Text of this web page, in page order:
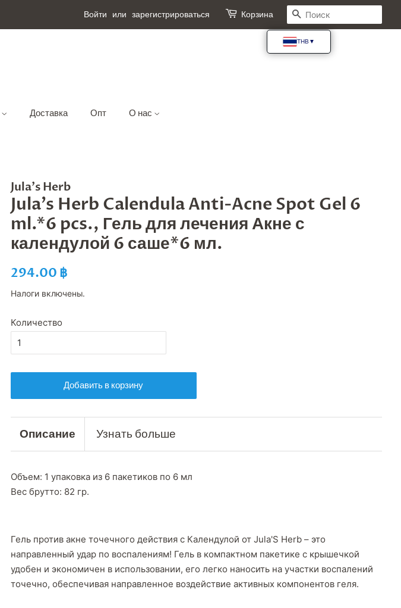
Войти или зарегистрироваться Корзина Поиск
Доставка Опт О нас
Jula's Herb
Jula's Herb Calendula Anti-Acne Spot Gel 6
ml.*6 pcs., Гель для лечения Акне с
календулой 6 саше*6 мл.
Обычная
294.00 ฿
скидкой
Налоги включены.
Количество
Добавить в корзину
Описание Узнать больше
Объем: 1 упаковка из 6 пакетиков по 6 мл
Вес брутто: 82 гр.
Гель против акне точечного действия с Календулой от Jula'S Herb – это
направленный удар по воспалениям! Гель в компактном пакетике с крышечкой
удобен и экономичен в использовании, его легко наносить на участки воспалений
точечно, обеспечивая направленное воздействие активных компонентов геля.